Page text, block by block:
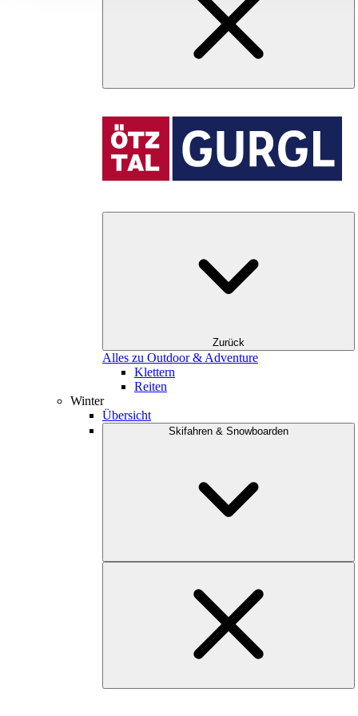
Zurück
Alles zu Outdoor & Adventure
Klettern
Reiten
Winter
Übersicht
Skifahren & Snowboarden